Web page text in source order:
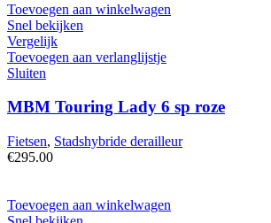
Toevoegen aan winkelwagen
Snel bekijken
Vergelijk
Toevoegen aan verlanglijstje
Sluiten
MBM Touring Lady 6 sp roze
Fietsen, Stadshybride derailleur
€295.00
Toevoegen aan winkelwagen